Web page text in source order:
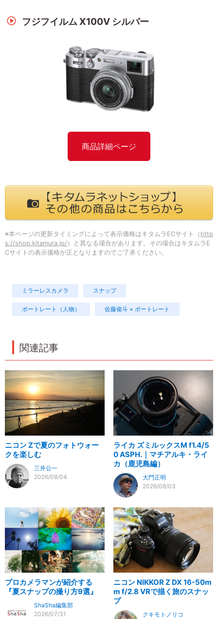
フジフイルム X100V シルバー
商品詳細ページ
※本ページの更新タイミングによって表示価格はキタムラECサイト（ http
s://shop.kitamura.jp/ ）と異なる場合があります。その場合はキタムラE
Cサイトの表示価格が正となりますのでご了承ください。
ミラーレスカメラ スナップ
ポートレート（人物） 佐藤俊斗 × ポートレート
関連記事
ニコン Zで夏のフォトウォー
クを楽しむ
三井公一
2026/08/04
ライカ ズミルックスM f1.4/5
0 ASPH.｜マチアルキ・ライ
カ（鹿児島編）
大門正明
2026/08/03
プロカメラマンが紹介する
『夏スナップの撮り方9選』
ShaSha編集部
2026/07/31
ニコン NIKKOR Z DX 16-50m
m f/2.8 VRで描く旅のスナッ
プ
クキモトノリコ